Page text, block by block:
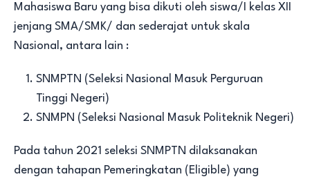
Mahasiswa Baru yang bisa dikuti oleh siswa/I kelas XII
jenjang SMA/SMK/ dan sederajat untuk skala
Nasional, antara lain :
SNMPTN (Seleksi Nasional Masuk Perguruan
Tinggi Negeri)
SNMPN (Seleksi Nasional Masuk Politeknik Negeri)
Pada tahun 2021 seleksi SNMPTN dilaksanakan
dengan tahapan Pemeringkatan (Eligible) yang